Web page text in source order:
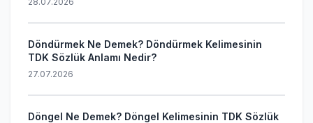
Döndürmek Ne Demek? Döndürmek Kelimesinin
TDK Sözlük Anlamı Nedir?
27.07.2026
Döngel Ne Demek? Döngel Kelimesinin TDK Sözlük